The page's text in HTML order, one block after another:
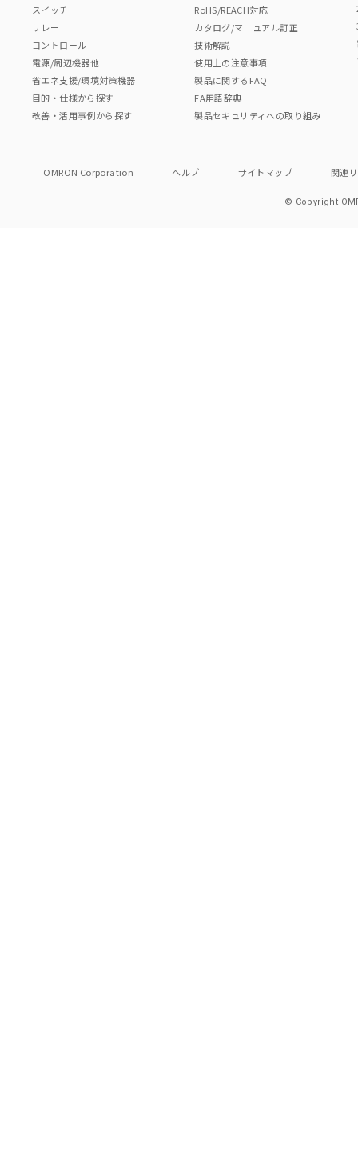
スイッチ
リレー
コントロール
電源/周辺機器他
省エネ支援/環境対策機器
目的・仕様から探す
改善・活用事例から探す
RoHS/REACH対応
カタログ/マニュアル訂正
技術解説
使用上の注意事項
製品に関するFAQ
FA用語辞典
製品セキュリティへの取り組み
OMRON Corporation ヘルプ サイトマップ 関連
© Copyright